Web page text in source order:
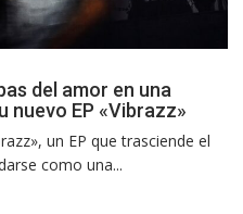
del amor en una
nuevo EP «Vibrazz»
un EP que trasciende el
como una...